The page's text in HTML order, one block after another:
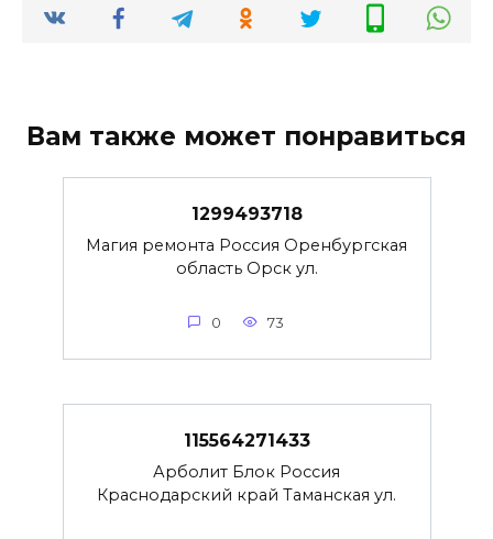
Вам также может понравиться
1299493718
Магия ремонта Россия Оренбургская
область Орск ул.
0 73
115564271433
Арболит Блок Россия
Краснодарский край Таманская ул.